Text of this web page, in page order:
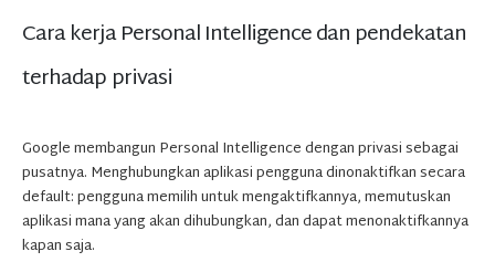
Cara kerja Personal Intelligence dan pendekatan
terhadap privasi
Google membangun Personal Intelligence dengan privasi sebagai
pusatnya. Menghubungkan aplikasi pengguna dinonaktifkan secara
default: pengguna memilih untuk mengaktifkannya, memutuskan
aplikasi mana yang akan dihubungkan, dan dapat menonaktifkannya
kapan saja.